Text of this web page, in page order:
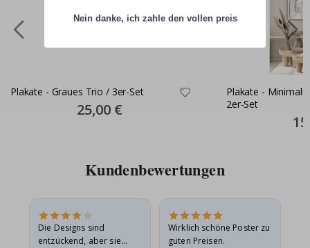
Plakate - Graues Trio / 3er-Set
Special
Price
25,00 €
Plakate -
2er-Set
Kundenbewertungen
Die Designs sind
entzückend, aber sie
Wirklich schöne Poster zu
guten Preisen.
Nein danke, ich zahle den vollen preis